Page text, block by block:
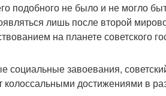
подобного не было и не могло
лишь после второй
на планете советского
завоевания,
колоссальными достижениями в